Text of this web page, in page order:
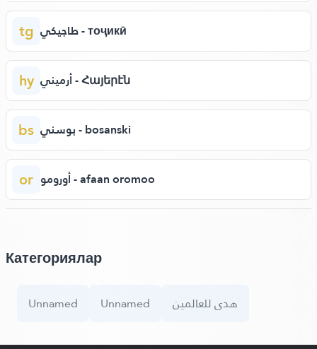
tg طاجيكي - тоҷикӣ
hy أرميني - Հայերէն
bs بوسني - bosanski
or أورومو - afaan oromoo
Категориялар
Unnamed Unnamed هدى للعالمين